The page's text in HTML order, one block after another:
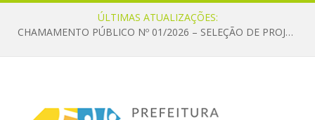
ÚLTIMAS ATUALIZAÇÕES:
CHAMAMENTO PÚBLICO Nº 01/2026 – SELEÇÃO DE PROJETOS PARA FIRMAR TERMO DE EXECUÇÃO CULTURAL COM RECURSOS DA POLÍTICA NACIONAL ALDIR BLANC DE FOMENTO À CULTURA – PNAB (LEI Nº 14.399/2022)